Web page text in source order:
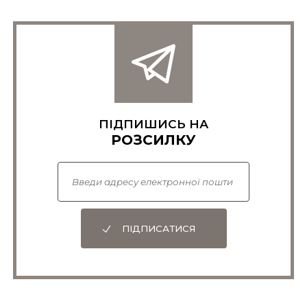
ПІДПИШИСЬ НА
РОЗСИЛКУ
ПІДПИСАТИСЯ